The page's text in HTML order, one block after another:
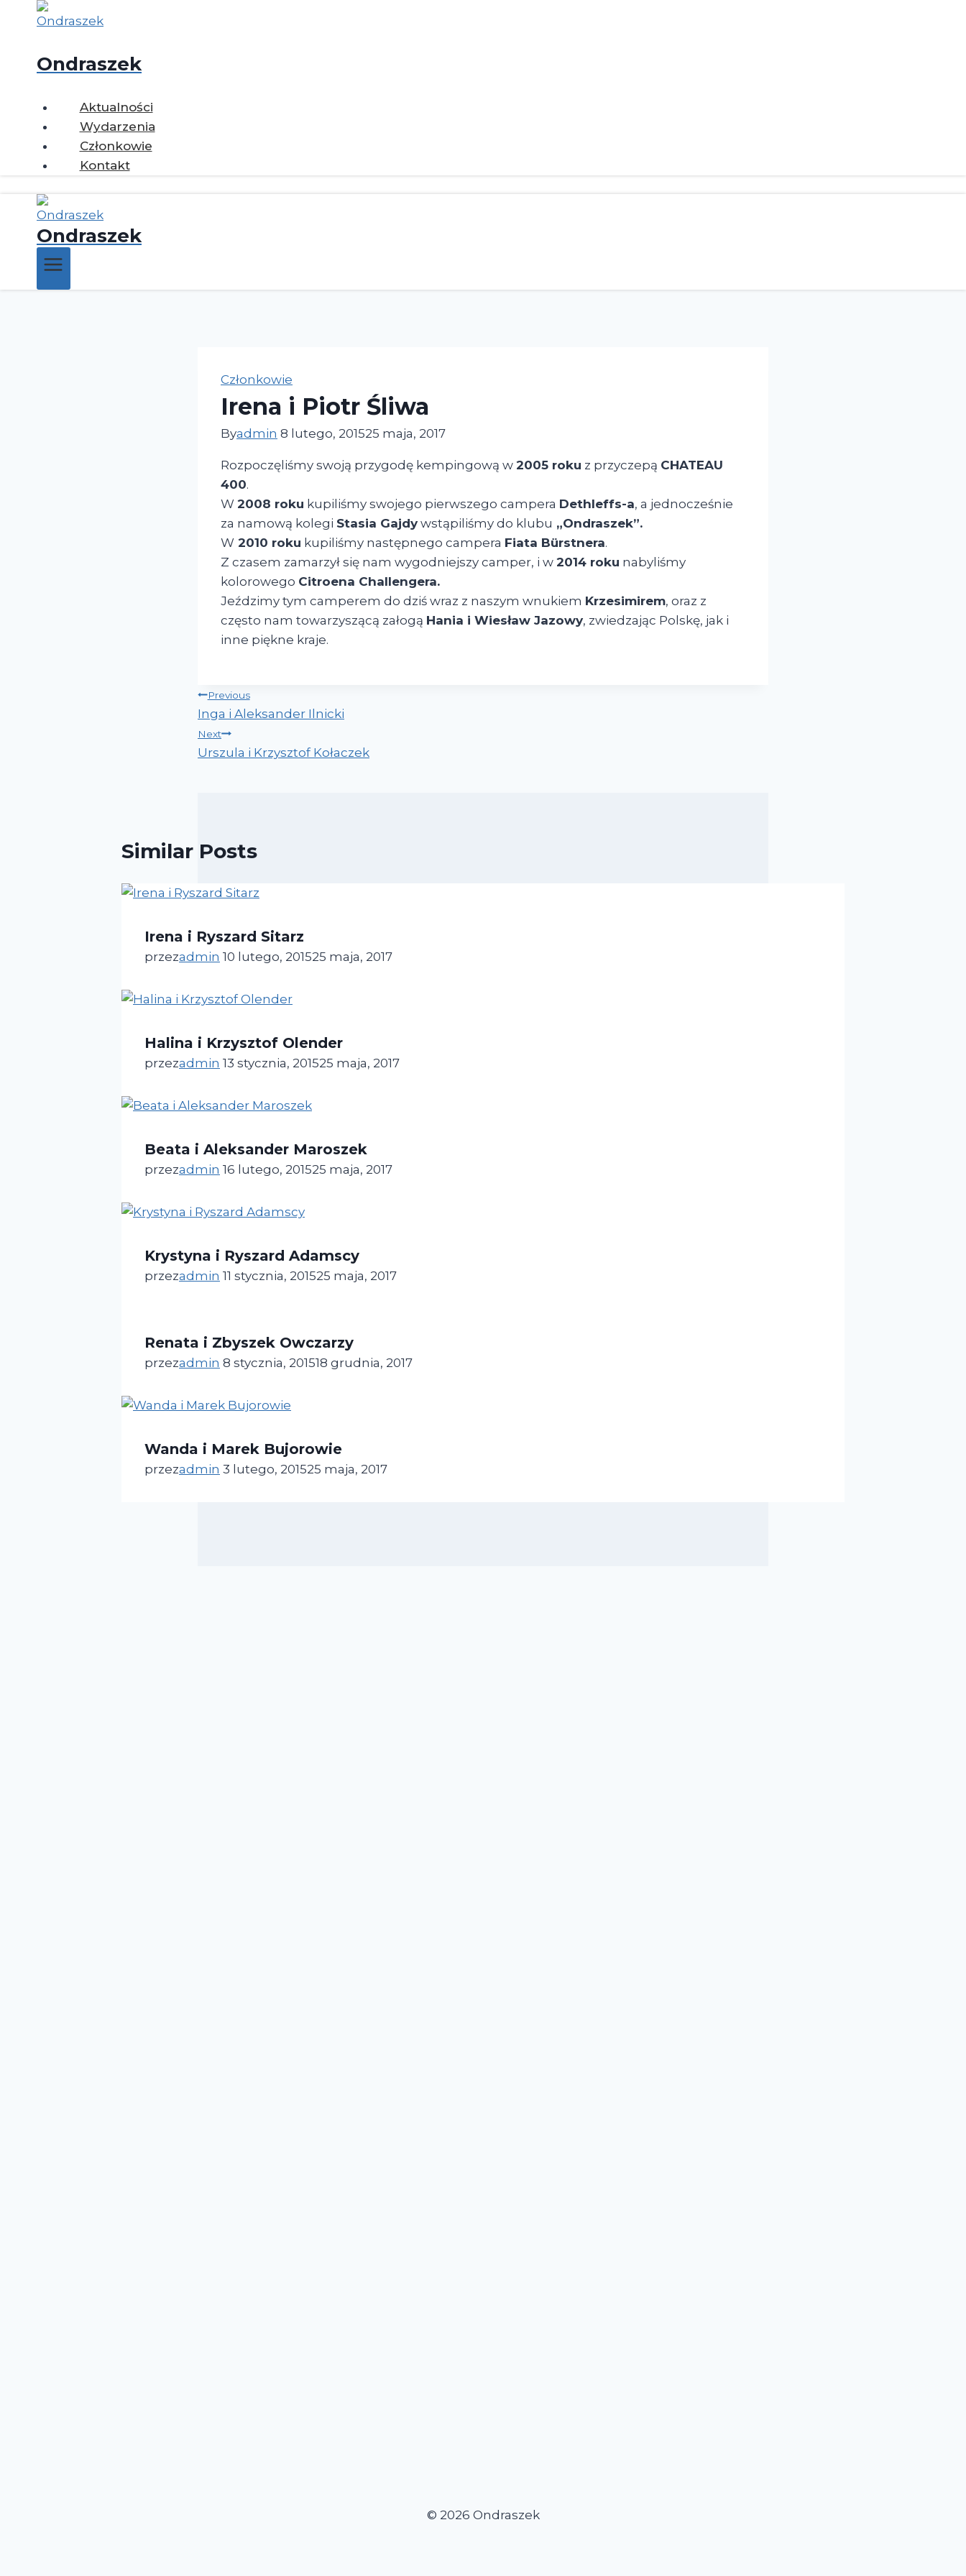
Ondraszek
Aktualności
Wydarzenia
Członkowie
Kontakt
Ondraszek
Członkowie
Irena i Piotr Śliwa
Byadmin 8 lutego, 201525 maja, 2017
Rozpoczęliśmy swoją przygodę kempingową w 2005 roku z przyczepą CHATEAU
400.
W 2008 roku kupiliśmy swojego pierwszego campera Dethleffs-a, a jednocześnie
za namową kolegi Stasia Gajdy wstąpiliśmy do klubu „Ondraszek”.
W 2010 roku kupiliśmy następnego campera Fiata Bürstnera.
Z czasem zamarzył się nam wygodniejszy camper, i w 2014 roku nabyliśmy
kolorowego Citroena Challengera.
Jeździmy tym camperem do dziś wraz z naszym wnukiem Krzesimirem, oraz z
często nam towarzyszącą załogą Hania i Wiesław Jazowy, zwiedzając Polskę, jak i
inne piękne kraje.
Previous
Inga i Aleksander Ilnicki
Next
Urszula i Krzysztof Kołaczek
Similar Posts
Irena i Ryszard Sitarz
przezadmin 10 lutego, 201525 maja, 2017
Halina i Krzysztof Olender
przezadmin 13 stycznia, 201525 maja, 2017
Beata i Aleksander Maroszek
przezadmin 16 lutego, 201525 maja, 2017
Krystyna i Ryszard Adamscy
przezadmin 11 stycznia, 201525 maja, 2017
Renata i Zbyszek Owczarzy
przezadmin 8 stycznia, 201518 grudnia, 2017
Wanda i Marek Bujorowie
przezadmin 3 lutego, 201525 maja, 2017
© 2026 Ondraszek